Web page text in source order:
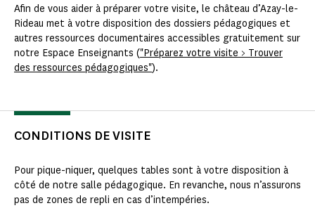
Afin de vous aider à préparer votre visite, le château d’Azay-le-
Rideau met à votre disposition des dossiers pédagogiques et
autres ressources documentaires accessibles gratuitement sur
notre Espace Enseignants ("Préparez votre visite > Trouver
des ressources pédagogiques").
CONDITIONS DE VISITE
Pour pique-niquer, quelques tables sont à votre disposition à
côté de notre salle pédagogique. En revanche, nous n’assurons
pas de zones de repli en cas d’intempéries.